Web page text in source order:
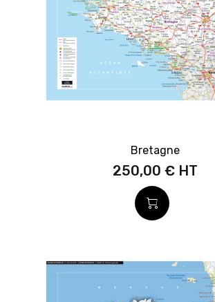
Bretagne
250,00 €